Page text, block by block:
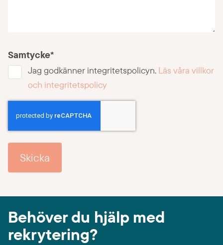
Samtycke*
Jag godkänner integritetspolicyn. Läs våra villkor
och integritetspolicy
Behöver du hjälp med
rekrytering?